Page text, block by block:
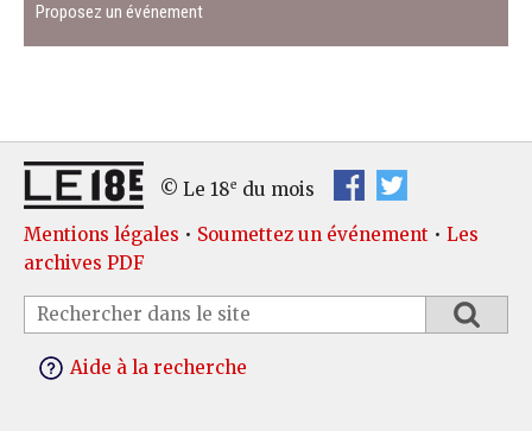
Proposez un événement
© Le 18e du mois
Mentions légales • Soumettez un événement • Les
archives PDF
Aide à la recherche